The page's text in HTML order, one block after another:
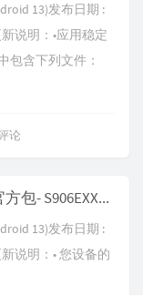
13)发布日期 :
说明：•应用稳定
包含下列文件：
论
三星Galaxy S22+ (SM-S906E)国际版官方包- S906EXXS2BWA2
13)发布日期 :
说明：• 您设备的